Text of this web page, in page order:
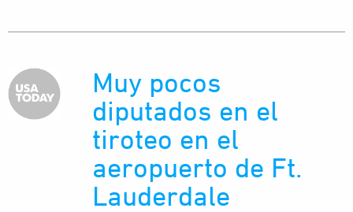
Muy pocos
diputados en el
tiroteo en el
aeropuerto de Ft.
Lauderdale